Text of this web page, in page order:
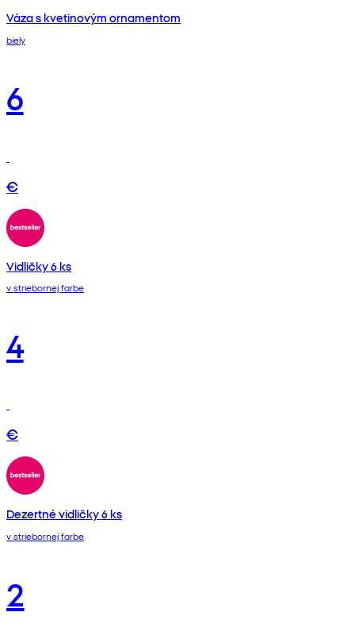
Váza s kvetinovým ornamentom
biely
6
€
Vidličky 6 ks
v striebornej farbe
4
€
Dezertné vidličky 6 ks
v striebornej farbe
2